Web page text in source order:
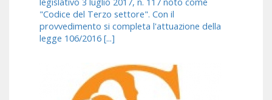
"Codice del Terzo settore". Con il
provvedimento si completa l'attuazione della
legge 106/2016 [...]